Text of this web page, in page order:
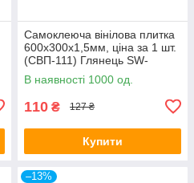
Самоклеюча вінілова плитка
600х300х1,5мм, ціна за 1 шт.
(СВП-111) Глянець SW-
00000500
В наявності 1000 од.
110 ₴ 127 ₴
Купити
–13%